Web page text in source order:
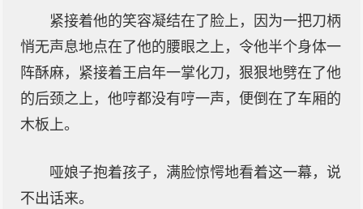
紧接着他的笑容凝结在了脸上，因为一把刀柄
悄无声息地点在了他的腰眼之上，令他半个身体一
阵酥麻，紧接着王启年一掌化刀，狠狠地劈在了他
的后颈之上，他哼都没有哼一声，便倒在了车厢的
木板上。
哑娘子抱着孩子，满脸惊愕地看着这一幕，说
不出话来。